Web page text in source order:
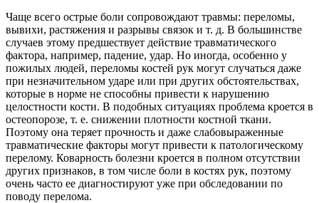
Чаще всего острые боли сопровождают травмы: переломы,
вывихи, растяжения и разрывы связок и т. д. В большинстве
случаев этому предшествует действие травматического
фактора, например, падение, удар. Но иногда, особенно у
пожилых людей, переломы костей рук могут случаться даже
при незначительном ударе или при других обстоятельствах,
которые в норме не способны привести к нарушению
целостности кости. В подобных ситуациях проблема кроется в
остеопорозе, т. е. снижении плотности костной ткани.
Поэтому она теряет прочность и даже слабовыраженные
травматические факторы могут привести к патологическому
перелому. Коварность болезни кроется в полном отсутствии
других признаков, в том числе боли в костях рук, поэтому
очень часто ее диагностируют уже при обследовании по
поводу перелома.